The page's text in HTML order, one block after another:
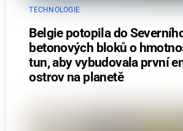
TECHNOLOGIE
Belgie potopila do
betonových bloků o
tun, aby vybudovala první
ostrov na planetě